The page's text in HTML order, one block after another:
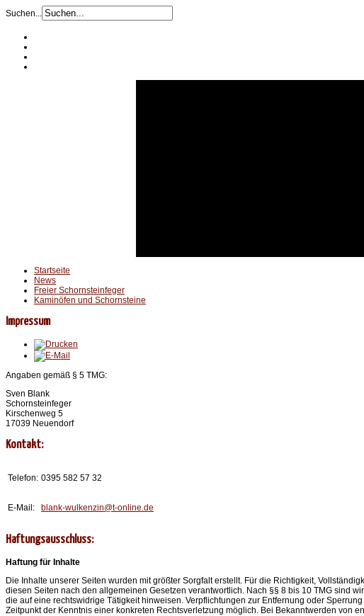
Suchen...
Startseite
News
Freier Schornsteinfeger
Kaminöfen und Schornsteine
Impressum
Angaben gemäß § 5 TMG:
Sven Blank
Schornsteinfeger
Kirschenweg 5
17039 Neuendorf
Kontakt:
Telefon: 0395 582 57 32
E-Mail: blank-wulkenzin@t-online.de
Haftungsausschluss:
Haftung für Inhalte
Die Inhalte unserer Seiten wurden mit größter Sorgfalt erstellt. Für die Richtigkeit,
diesen Seiten nach den allgemeinen Gesetzen verantwortlich. Nach §§ 8 bis 10 TMG sind
die auf eine rechtswidrige Tätigkeit hinweisen. Verpflichtungen zur Entfernung oder
Zeitpunkt der Kenntnis einer konkreten Rechtsverletzung möglich. Bei Bekanntwerden von